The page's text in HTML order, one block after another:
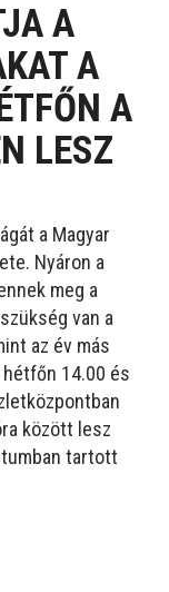
A
A
A
LESZ
a Magyar
Nyáron a
meg a
van a
az év más
14.00 és
között lesz
tartott